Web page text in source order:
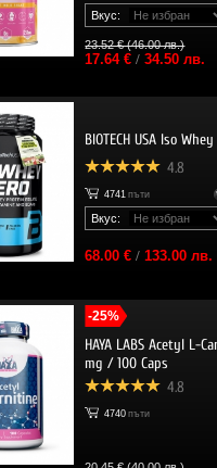
Вкус:
23.52 € (46.00 лв.)
17.64 €/ 34.50 лв.
BIOTECH USA Iso Whey
4.8
4741 пъти
Вкус:
68.00 €/ 133.00 лв.
-25%
HAYA LABS Acetyl L-
mg / 100 Caps
4.8
4740 пъти